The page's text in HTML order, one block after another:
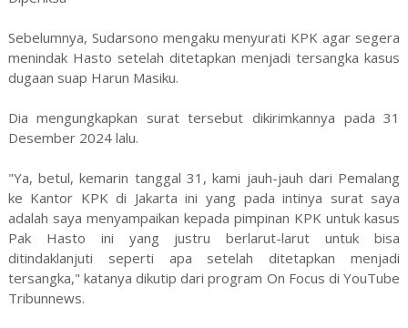
Sebelumnya, Sudarsono mengaku menyurati KPK agar segera
menindak Hasto setelah ditetapkan menjadi tersangka kasus
dugaan suap Harun Masiku.
Dia mengungkapkan surat tersebut dikirimkannya pada 31
Desember 2024 lalu.
"Ya, betul, kemarin tanggal 31, kami jauh-jauh dari Pemalang
ke Kantor KPK di Jakarta ini yang pada intinya surat saya
adalah saya menyampaikan kepada pimpinan KPK untuk kasus
Pak Hasto ini yang justru berlarut-larut untuk bisa
ditindaklanjuti seperti apa setelah ditetapkan menjadi
tersangka," katanya dikutip dari program On Focus di YouTube
Tribunnews.